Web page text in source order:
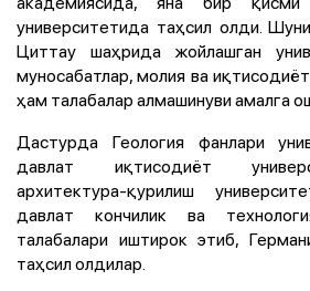
университетида таҳсил олди.
Циттау шаҳрида жойлашган
муносабатлар, молия ва
ҳам талабалар алмашинуви амалга
Дастурда Геология фанлари
давлат иқтисодиёт
архитектура-қурилиш
давлат кончилик ва
талабалари иштирок этиб,
таҳсил олдилар.